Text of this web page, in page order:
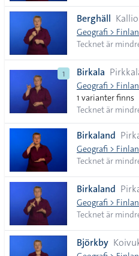
Berghäll Kallio
Geografi >
Tecknet är
1 Birkala
Geografi >
1 varianter finns
Tecknet är
Birkaland
Geografi >
Tecknet är
Birkaland
Geografi >
Tecknet är
Björkby